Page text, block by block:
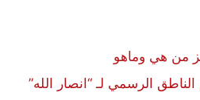
من هي وماهو
الرسمي لـ “انصار الله”